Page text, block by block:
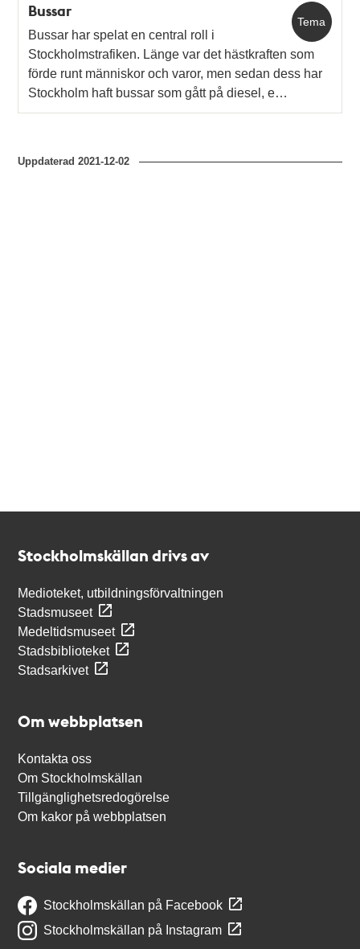
Tema
Bussar
Bussar har spelat en central roll i
Stockholmstrafiken. Länge var det hästkraften som
förde runt människor och varor, men sedan dess har
Stockholm haft bussar som gått på diesel, e…
Uppdaterad2021-12-02
Stockholmskällan drivs av
Medioteket, utbildningsförvaltningen
Stadsmuseet
Medeltidsmuseet
Stadsbiblioteket
Stadsarkivet
Om webbplatsen
Kontakta oss
Om Stockholmskällan
Tillgänglighetsredogörelse
Om kakor på webbplatsen
Sociala medier
Stockholmskällan på Facebook
Stockholmskällan på Instagram